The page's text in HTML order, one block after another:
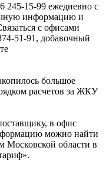
245-15-99 ежедневно с
информацию и
с офисами
51-91, добавочный
большое
расчетов за ЖКУ
в офис
можно найти
Московской области в